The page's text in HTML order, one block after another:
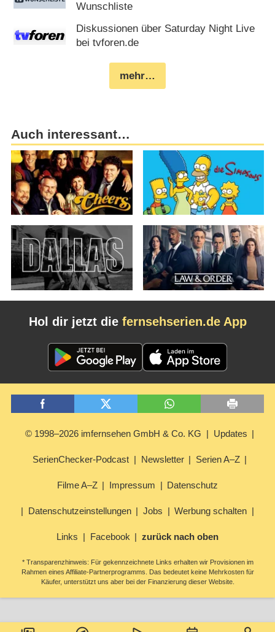
Wunschliste
Diskussionen über Saturday Night Live
bei tvforen.de
mehr…
Auch interessant…
Hol dir jetzt die fernsehserien.de App
© 1998–2026 imfernsehen GmbH & Co. KG Updates
SerienChecker-Podcast Newsletter Serien A–Z
Filme A–Z Impressum Datenschutz
Datenschutzeinstellungen Jobs Werbung schalten
Links Facebook zurück nach oben
* Transparenzhinweis: Für gekennzeichnete Links erhalten wir Provisionen im
Rahmen eines Affiliate-Partnerprogramms. Das bedeutet keine Mehrkosten für
Käufer, unterstützt uns aber bei der Finanzierung dieser Website.